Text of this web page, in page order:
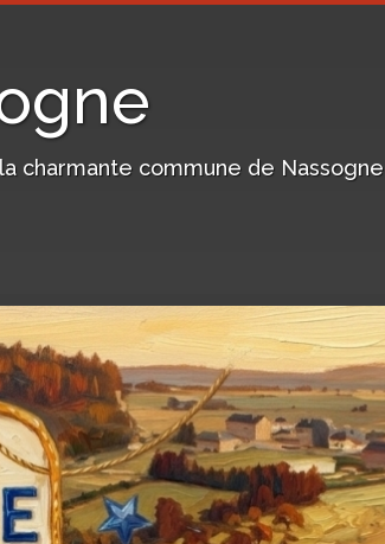
charmante commune de Nassogne